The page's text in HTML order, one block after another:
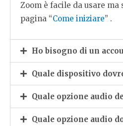
Zoom è facile da usare
pagina “Come iniziare” .
Ho bisogno di un
Quale dispositivo
Quale opzione audio
Quale opzione audio